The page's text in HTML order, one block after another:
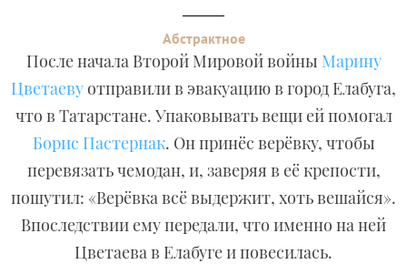
Абстрактное
После начала Второй Мировой войны Марину
Цветаевуотправили в эвакуацию в город Елабуга,
что в Татарстане. Упаковывать вещи ей помогал
Борис Пастернак. Он принёс верёвку, чтобы
перевязать чемодан, и, заверяя в её крепости,
пошутил: «Верёвка всё выдержит, хоть вешайся».
Впоследствии ему передали, что именно на ней
Цветаева в Елабуге и повесилась.